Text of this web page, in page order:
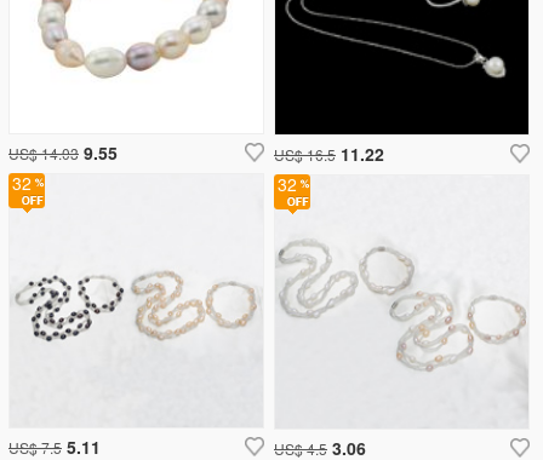
32
US$ 7.5 5.11
32
US$ 4.5 3.06
US$ 16.5 11.22
US$ 14.03 9.55